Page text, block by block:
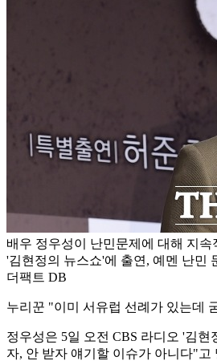
배우 정우성이 난민문제에 대해 지
'김현정의 뉴스쇼'에 출연, 예멘 난민
더팩트 DB
누리꾼 "이미 서유럽 선례가 있는데
정우성은 5일 오전 CBS 라디오 '김
자, 안 받자 얘기할 이슈가 아니다"고